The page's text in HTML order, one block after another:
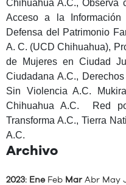
Chihuahua A.C., Observa
Acceso a la
Defensa del Patrimonio
A. C. (UCD Chihuahua),
de Mujeres en Ciudad
Ciudadana A.C.,
Sin Violencia A.C.
Chihuahua A.C. Red
Transforma A.C., Tierra
A.C.
Archivo
2023: Ene Feb Mar Abr May